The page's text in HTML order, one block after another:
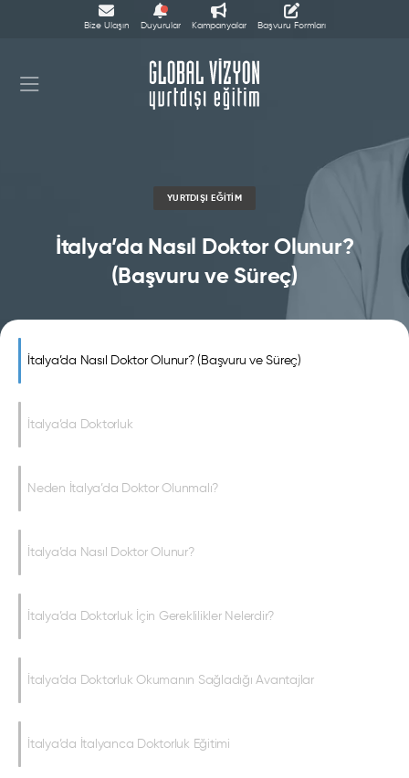
Bize Ulaşın Duyurular Kampanyalar Başvuru Formları
YURTDIŞI EĞITIM
İtalya’da Nasıl Doktor Olunur?
(Başvuru ve Süreç)
İtalya’da Nasıl Doktor Olunur? (Başvuru ve Süreç)
İtalya’da Doktorluk
Neden İtalya’da Doktor Olunmalı?
İtalya’da Nasıl Doktor Olunur?
İtalya’da Doktorluk İçin Gereklilikler Nelerdir?
İtalya’da Doktorluk Okumanın Sağladığı Avantajlar
İtalya’da İtalyanca Doktorluk Eğitimi